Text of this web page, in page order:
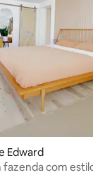
Edward
com